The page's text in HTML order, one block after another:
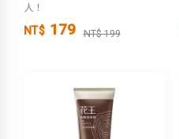
人！
NT$ 179 NT$ 199